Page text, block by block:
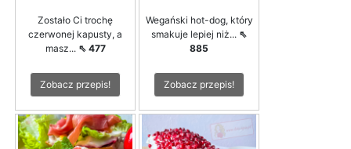
Zostało Ci trochę
czerwonej kapusty, a
masz... ⇖ 477
Zobacz przepis!
Wegański hot-dog, który
smakuje lepiej niż... ⇖
885
Zobacz przepis!